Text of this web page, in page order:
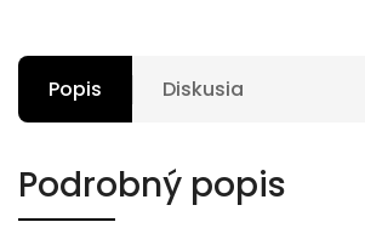
Popis Diskusia
Podrobný popis